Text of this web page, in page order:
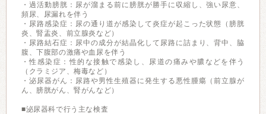
・過活動膀胱：尿が溜まる前に膀胱が勝手に収縮し、強い尿意、
頻尿、尿漏れを伴う
・尿路感染症：尿の通り道が感染して炎症が起こった状態（膀胱
炎、腎盂炎、前立腺炎など）
・尿路結石症：尿中の成分が結晶化して尿路に詰まり、背中、脇
腹、下腹部の激痛や血尿を伴う
・性感染症：性的な接触で感染し、尿道の痛みや膿などを伴う
（クラミジア、梅毒など）
・泌尿器がん：尿路や男性生殖器に発生する悪性腫瘍（前立腺が
ん、膀胱がん、腎がんなど）
■泌尿器科で行う主な検査